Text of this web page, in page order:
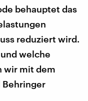
behauptet das
reduziert wird.
welche
wir mit dem